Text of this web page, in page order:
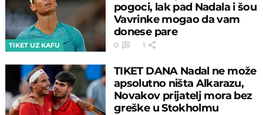
TIKET UZ KAFU
pogoci, lak pad Nadala i šou
Vavrinke mogao da vam
donese pare
0 1
TIKET DANA Nadal ne može
apsolutno ništa Alkarazu,
Novakov prijatelj mora bez
greške u Stokholmu